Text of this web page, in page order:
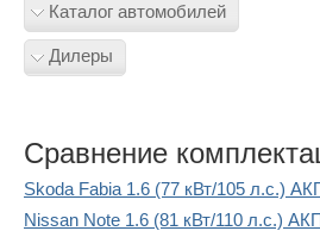
Каталог автомобилей
Дилеры
Сравнение
Skoda Fabia 1.6 (77 кВт/105 л.с.)
Nissan Note 1.6 (81 кВт/110 л.с.)